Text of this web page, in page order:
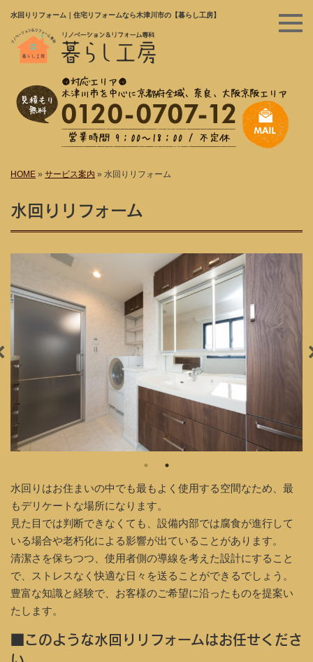
水回りリフォーム｜住宅リフォームなら木津川市の【暮らし工房】
HOME » サービス案内 » 水回りリフォーム
水回りリフォーム
水回りはお住まいの中でも最もよく使用する空間なため、最
もデリケートな場所になります。
見た目では判断できなくても、設備内部では腐食が進行して
いる場合や老朽化による影響が出ていることがあります。
清潔さを保ちつつ、使用者側の導線を考えた設計にすること
で、ストレスなく快適な日々を送ることができるでしょう。
豊富な知識と経験で、お客様のご希望に沿ったものを提案い
たします。
■このような水回りリフォームはお任せくださ